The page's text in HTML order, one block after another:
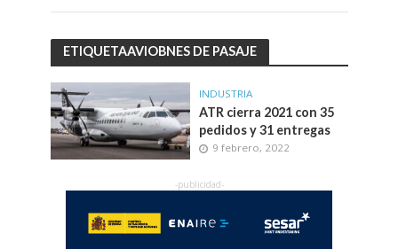
ETIQUETAAVIOBNES DE PASAJE
INDUSTRIA
ATR cierra 2021 con 35
pedidos y 31 entregas
9 febrero, 2022